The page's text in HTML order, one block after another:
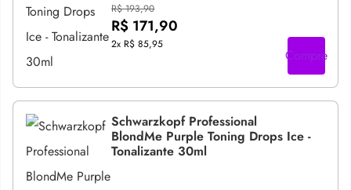
R$ 193,90
R$ 171,90
2x R$ 85,95
Compre
Schwarzkopf Professional
BlondMe Purple Toning Drops Ice -
Tonalizante 30ml